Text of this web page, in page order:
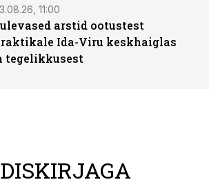
11:00
arstid ootustest
Ida-Viru keskhaiglas
tegelikkusest